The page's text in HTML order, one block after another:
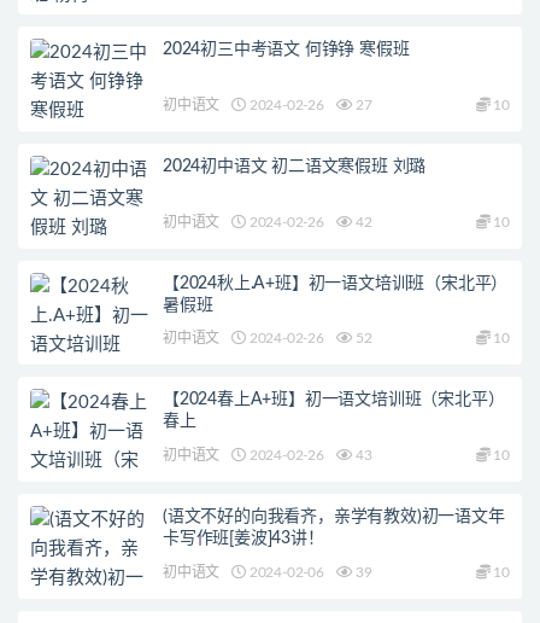
2024初三中考语文 何铮铮 寒假班
初中语文 2024-02-26 27 10
2024初中语文 初二语文寒假班 刘璐
初中语文 2024-02-26 42 10
【2024秋上.A+班】初一语文培训班（宋北平）
暑假班
初中语文 2024-02-26 52 10
【2024春上A+班】初一语文培训班（宋北平）
春上
初中语文 2024-02-26 43 10
(语文不好的向我看齐，亲学有教效)初一语文年
卡写作班[姜波]43讲！
初中语文 2024-02-06 39 10